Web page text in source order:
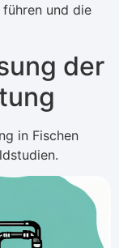
und die
der
in Fischen